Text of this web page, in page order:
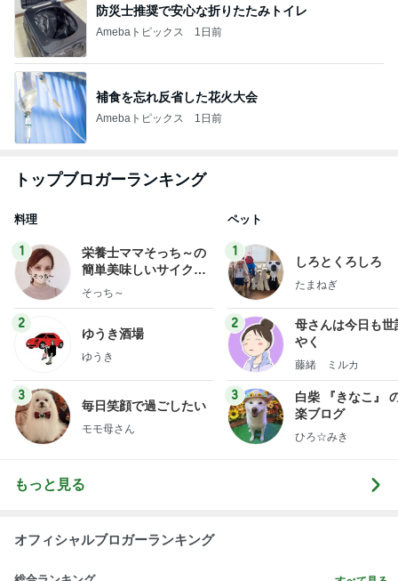
防災士推奨で安心な折りたたみトイレ
Amebaトピックス 1日前
補食を忘れ反省した花火大会
Amebaトピックス 1日前
トップブロガーランキング
料理
1
栄養士ママそっち～の
簡単美味しいサイクル
献立
そっち～
2
ゆうき酒場
ゆうき
3
毎日笑顔で過ごしたい
モモ母さん
ペット
1
しろとくろしろ
たまねぎ
2
母さんは今日も世
やく
藤緒 ミルカ
3
白柴 『きなこ』
楽ブログ
ひろ☆みき
もっと見る
オフィシャルブロガーランキング